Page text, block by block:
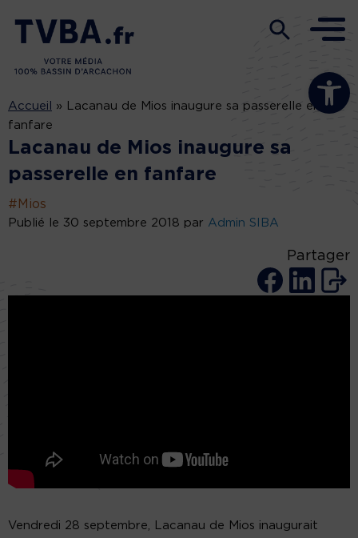
Ouvrir la
Accueil »
Lacanau de Mios inaugure sa passerelle en
fanfare
Lacanau de Mios inaugure sa
passerelle en fanfare
#Mios
Publié le 30 septembre 2018 par Admin SIBA
Partager
Vendredi 28 septembre, Lacanau de Mios inaugurait